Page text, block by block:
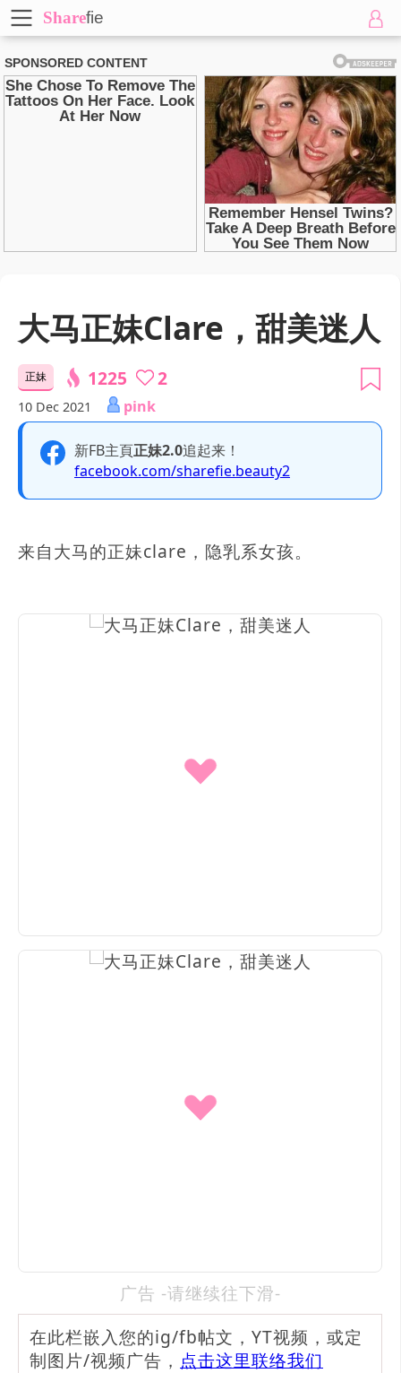
Sharefie
大马正妹Clare，甜美迷人
正妹 1225 2
10 Dec 2021 pink
新FB主頁正妹2.0追起来！
facebook.com/sharefie.beauty2
来自大马的正妹clare，隐乳系女孩。
广告 -请继续往下滑-
在此栏嵌入您的ig/fb帖文，YT视频，或定
制图片/视频广告， 点击这里联络我们